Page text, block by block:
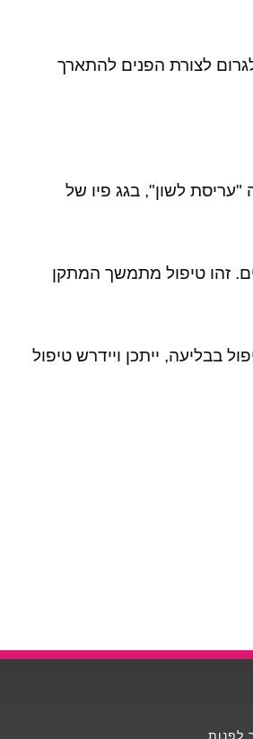
לצורת הפנים להתארך
"עריסת לשון", בגג פיו של
זהו טיפול מתמשך המתקן
בבליעה, ייתכן ויידרש טיפול
לפנות